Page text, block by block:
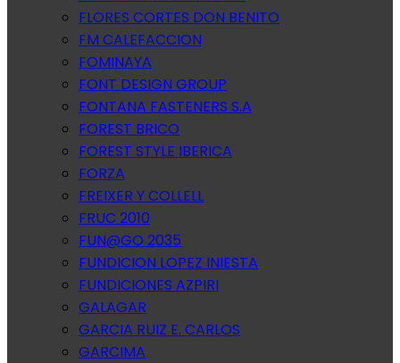
FLORES CORTES DON BENITO
FM CALEFACCION
FOMINAYA
FONT DESIGN GROUP
FONTANA FASTENERS S.A
FOREST BRICO
FOREST STYLE IBERICA
FORZA
FREIXER Y COLLELL
FRUC 2010
FUN@GO 2035
FUNDICION LOPEZ INIESTA
FUNDICIONES AZPIRI
GALAGAR
GARCIA RUIZ E. CARLOS
GARCIMA